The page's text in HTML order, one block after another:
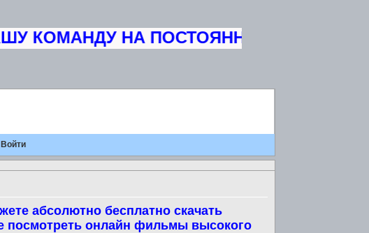
КОМАНДУ НА ПОСТОЯННУЮ ОСНОВУ
Войти
абсолютно бесплатно скачать
посмотреть онлайн фильмы высокого